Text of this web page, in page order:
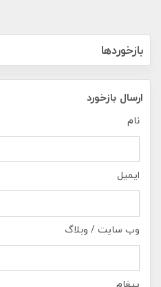
بازخوردها
ارسال بازخورد
نام
ایمیل
وب سایت / وبلاگ